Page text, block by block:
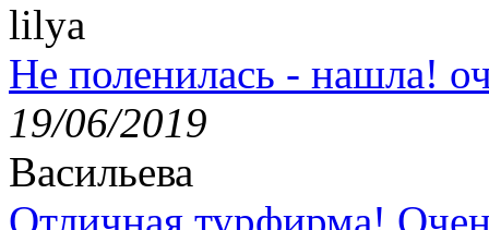
lilya
Не поленилась - нашла!
19/06/2019
Васильева
Отличная турфирма!